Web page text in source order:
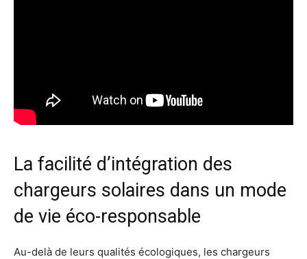
La facilité d’intégration des
chargeurs solaires dans un mode
de vie éco-responsable
Au-delà de leurs qualités écologiques, les chargeurs